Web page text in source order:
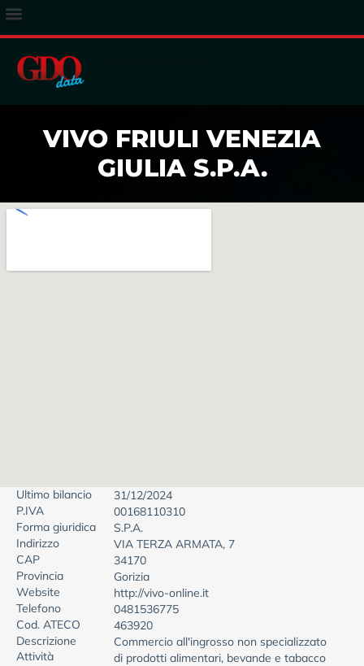
VIVO FRIULI VENEZIA
GIULIA S.P.A.
Ultimo bilancio
31/12/2024
P.IVA
00168110310
Forma giuridica
S.P.A.
Indirizzo
VIA TERZA ARMATA, 7
CAP
34170
Provincia
Gorizia
Website
http://vivo-online.it
Telefono
0481536775
Cod. ATECO
463920
Descrizione
Attività
Commercio all'ingrosso non specializzato
di prodotti alimentari, bevande e tabacco